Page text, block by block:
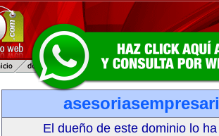
El dueño de este dominio lo